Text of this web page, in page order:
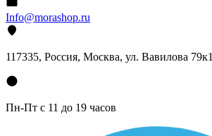
Info@morashop.ru
117335, Россия, Москва, ул. Вавилова 79к1
Пн-Пт с 11 до 19 часов